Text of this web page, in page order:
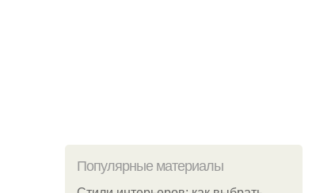
Популярные материалы